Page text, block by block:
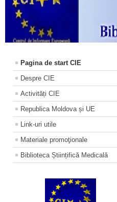
Pagina de start CIE
Despre CIE
Activități CIE
Republica Moldova și UE
Link-uri utile
Materiale promoţionale
Biblioteca Științifică Medicală